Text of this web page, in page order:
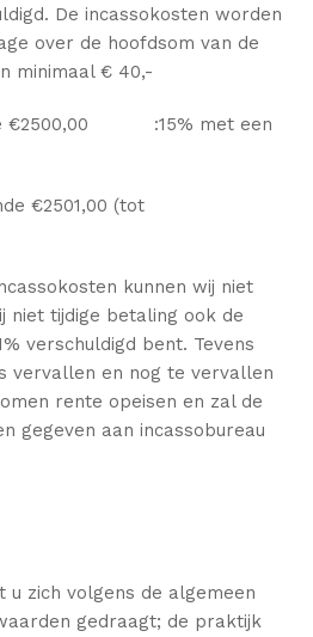
De incassokosten worden
over de hoofdsom van de
minimaal € 40,-
:15% met een
€2501,00 (tot
kunnen wij niet
niet tijdige betaling ook de
verschuldigd bent. Tevens
vervallen en nog te vervallen
rente opeisen en zal de
gegeven aan incassobureau
zich volgens de algemeen
gedraagt; de praktijk